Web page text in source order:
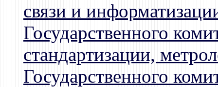
связи и
Государственного
стандартизации,
Государственного